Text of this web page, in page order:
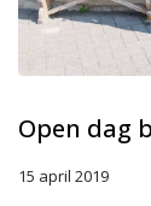
Open dag
15 april 2019